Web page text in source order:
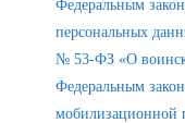
Федеральным
персональных
№ 53-ФЗ «О
Федеральным
мобилизационной